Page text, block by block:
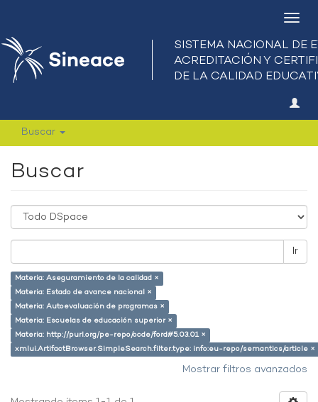
Buscar
Buscar
Ir
Materia: Aseguramiento de la calidad ×
Materia: Estado de avance nacional ×
Materia: Autoevaluación de programas ×
Materia: Escuelas de educación superior ×
Materia: http://purl.org/pe-repo/ocde/ford#5.03.01 ×
xmlui.ArtifactBrowser.SimpleSearch.filter.type: info:eu-repo/semantics/article ×
Mostrar filtros avanzados